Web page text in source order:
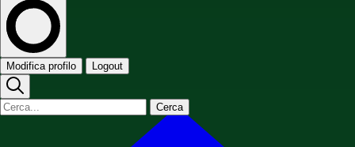
Modifica profilo Logout
Cerca